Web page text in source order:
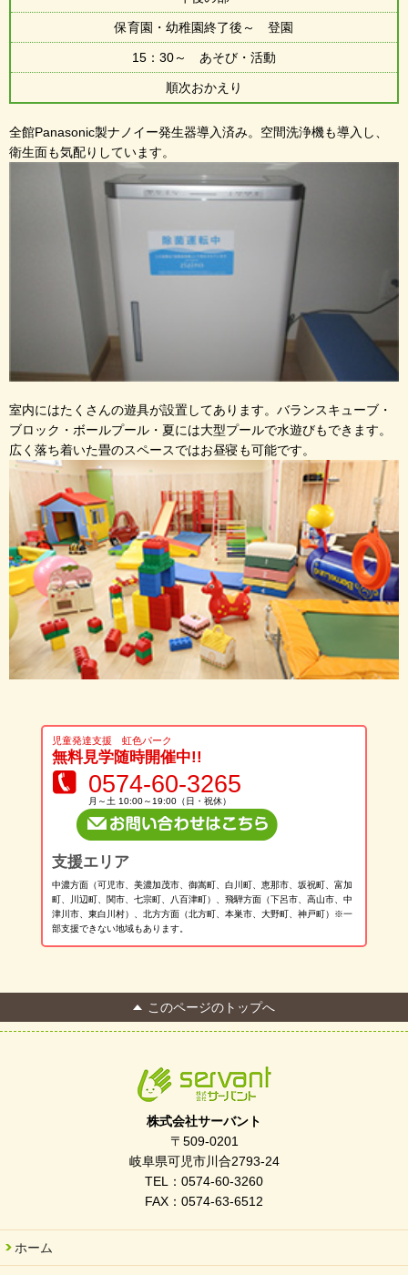
保育園・幼稚園終了後～ 登園
15：30～ あそび・活動
順次おかえり
全館Panasonic製ナノイー発生器導入済み。空間洗浄機も導入し、
衛生面も気配りしています。
室内にはたくさんの遊具が設置してあります。バランスキューブ・
ブロック・ボールプール・夏には大型プールで水遊びもできます。
広く落ち着いた畳のスペースではお昼寝も可能です。
児童発達支援 虹色パーク
無料見学随時開催中!!
0574-60-3265
月～土 10:00～19:00（日・祝休）
支援エリア
中濃方面（可児市、美濃加茂市、御嵩町、白川町、恵那市、坂祝町、富加
町、川辺町、関市、七宗町、八百津町）、飛騨方面（下呂市、高山市、中
津川市、東白川村）、北方方面（北方町、本巣市、大野町、神戸町）※一
部支援できない地域もあります。
このページのトップへ
株式会社サーバント
〒509-0201
岐阜県可児市川合2793-24
TEL：0574-60-3260
FAX：0574-63-6512
ホーム